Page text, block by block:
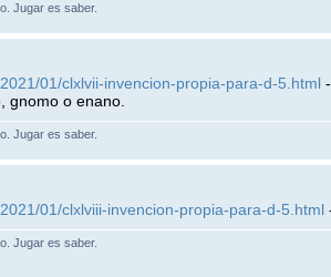
Jugar es saber.
01/clxlvii-invencion-propia-para-d-5.html
gnomo o enano.
Jugar es saber.
01/clxlviii-invencion-propia-para-d-5.html
Jugar es saber.